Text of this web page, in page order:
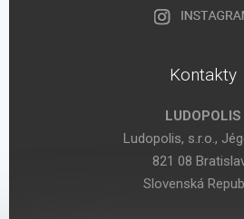
Kontakty
LUDOPOLIS
Ludopolis, s.r.o.,
821 08
Slovenská